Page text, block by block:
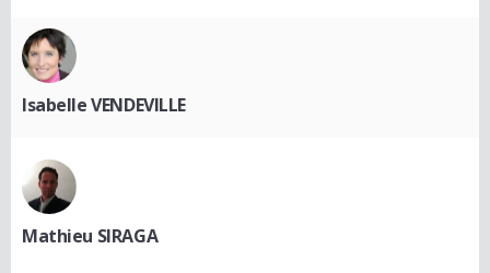
Isabelle VENDEVILLE
Mathieu SIRAGA